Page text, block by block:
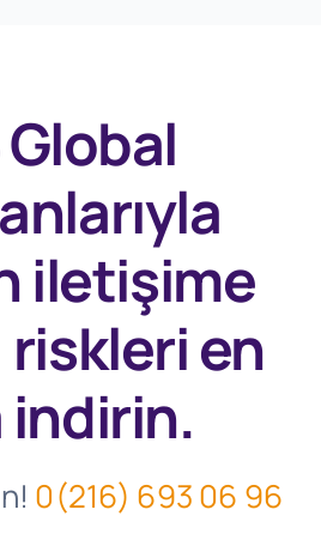
Global
iletişime
en
indirin.
0(216) 693 06 96